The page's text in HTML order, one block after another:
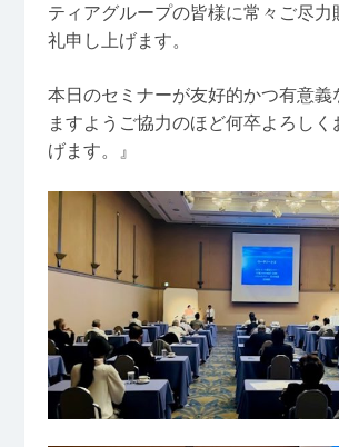
ティアグループの皆様に常々ご尽力
礼申し上げます。
本日のセミナーが友好的かつ有意義
ますようご協力のほど何卒よろしく
げます。』